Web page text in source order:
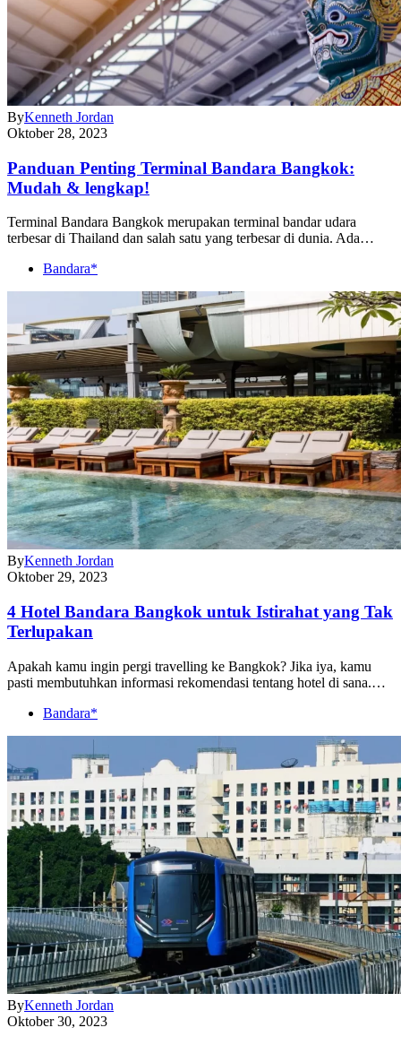
ByKenneth Jordan
Oktober 28, 2023
Panduan Penting Terminal Bandara Bangkok:
Mudah & lengkap!
Terminal Bandara Bangkok merupakan terminal bandar udara
terbesar di Thailand dan salah satu yang terbesar di dunia. Ada…
Bandara*
ByKenneth Jordan
Oktober 29, 2023
4 Hotel Bandara Bangkok untuk Istirahat yang Tak
Terlupakan
Apakah kamu ingin pergi travelling ke Bangkok? Jika iya, kamu
pasti membutuhkan informasi rekomendasi tentang hotel di sana.…
Bandara*
ByKenneth Jordan
Oktober 30, 2023